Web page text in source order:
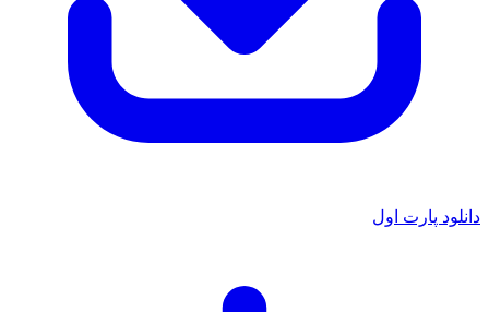
دانلود پارت اول